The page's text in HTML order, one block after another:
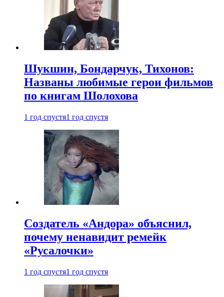
Шукшин, Бондарчук, Тихонов:
Названы любимые герои фильмов
по книгам Шолохова
1 год спустя1 год спустя
Создатель «Андора» объяснил,
почему ненавидит ремейк
«Русалочки»
1 год спустя1 год спустя